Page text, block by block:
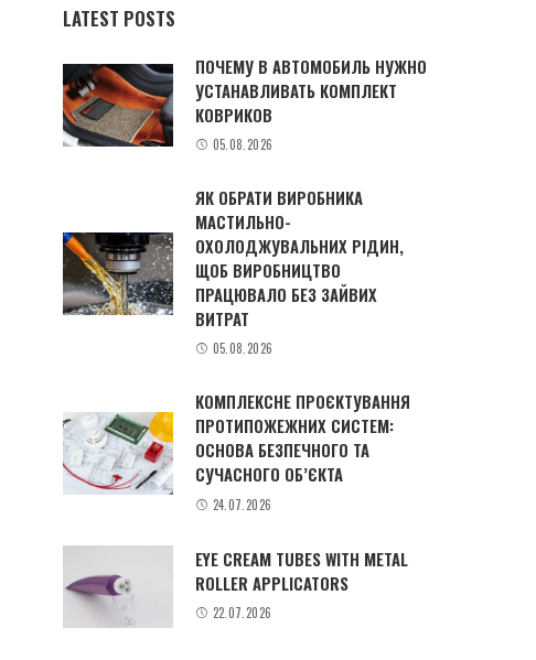
LATEST POSTS
ПОЧЕМУ В АВТОМОБИЛЬ НУЖНО
УСТАНАВЛИВАТЬ КОМПЛЕКТ
КОВРИКОВ
05.08.2026
ЯК ОБРАТИ ВИРОБНИКА
МАСТИЛЬНО-
ОХОЛОДЖУВАЛЬНИХ РІДИН,
ЩОБ ВИРОБНИЦТВО
ПРАЦЮВАЛО БЕЗ ЗАЙВИХ
ВИТРАТ
05.08.2026
КОМПЛЕКСНЕ ПРОЄКТУВАННЯ
ПРОТИПОЖЕЖНИХ СИСТЕМ:
ОСНОВА БЕЗПЕЧНОГО ТА
СУЧАСНОГО ОБ’ЄКТА
24.07.2026
EYE CREAM TUBES WITH METAL
ROLLER APPLICATORS
22.07.2026